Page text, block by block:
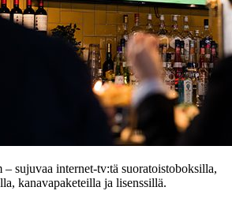
– sujuvaa internet-tv:tä suoratoistoboksilla,
kanavapaketeilla ja lisenssillä.